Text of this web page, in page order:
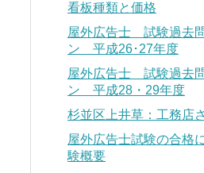
看板種類と価格
屋外広告士 試験過去
ン 平成26･27年度
屋外広告士 試験過去
ン 平成28・29年度
杉並区上井草：工務店
屋外広告士試験の合
験概要